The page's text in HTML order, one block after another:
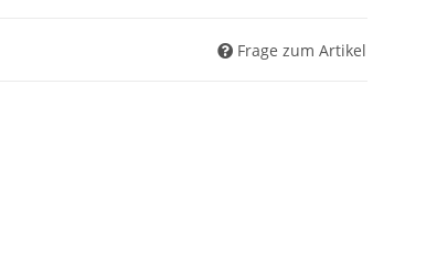
Frage zum Artikel